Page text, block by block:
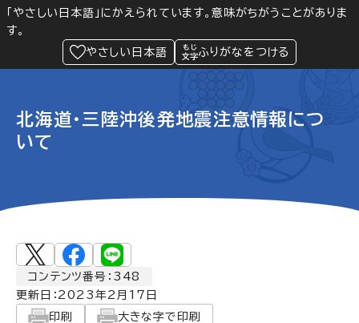
「やさしい日本語」にかえられています。意味がちがうことがありま
す。
やさしい日本語
ふりがなをつける
Language 閲覧支援
緊急情報
北海道・三陸沖後発地震注意情報につ
いて
コンテンツ番号：348
更新日： 2023年2月17日
印刷
大きな字で印刷